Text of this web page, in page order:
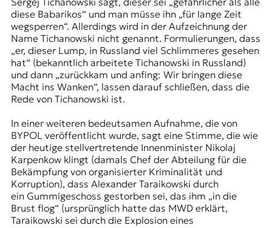
diese Babarikos“ und man müsse ihn „für lange Zeit
wegsperren“. Allerdings wird in der Aufzeichnung der
Name Tichanowski nicht genannt. Formulierungen, dass
„er, dieser Lump, in Russland viel Schlimmeres gesehen
hat“ (bekanntlich arbeitete Tichanowski in Russland)
und dann „zurückkam und anfing: Wir bringen diese
Macht ins Wanken“, lassen darauf schließen, dass die
Rede von Tichanowski ist.
In einer weiteren bedeutsamen Aufnahme, die von
BYPOL veröffentlicht wurde, sagt eine Stimme, die wie
der heutige stellvertretende Innenminister Nikolaj
Karpenkow klingt (damals Chef der Abteilung für die
Bekämpfung von organisierter Kriminalität und
Korruption), dass Alexander Taraikowski durch
ein Gummigeschoss gestorben sei, das ihm „in die
Brust flog“ (ursprünglich hatte das MWD erklärt,
Taraikowski sei durch die Explosion eines